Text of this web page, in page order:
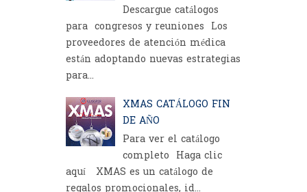
Descargue catálogos
para congresos y reuniones Los
proveedores de atención médica
están adoptando nuevas estrategias
para...
XMAS CATÁLOGO FIN
DE AÑO
Para ver el catálogo
completo Haga clic
aquí XMAS es un catálogo de
regalos promocionales, id...